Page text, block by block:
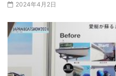
2024年4月2日